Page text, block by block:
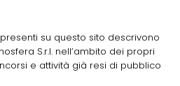
su questo sito descrivono
S.r.l. nell’ambito dei propri
e attività già resi di pubblico